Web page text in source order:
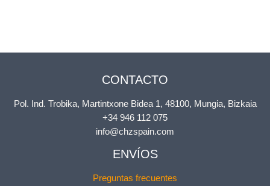
CONTACTO
Pol. Ind. Trobika, Martintxone Bidea 1, 48100, Mungia, Bizkaia
+34 946 112 075
info@chzspain.com
ENVÍOS
Preguntas frecuentes